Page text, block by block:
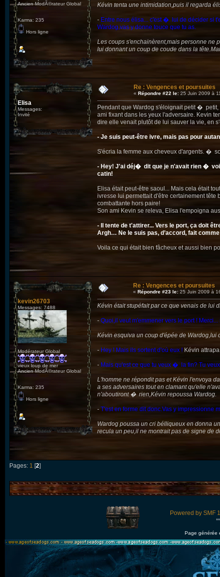
Ancien ModÃ©rateur Global
Karma: 235
Hors ligne
Kévin tenta une intimidation,puis il regarda
- Entre nous élisa... c'est � lui de décider si
Wardog,vas y donne touce que tu as.
Les coups s'enchainèrent,mais personne ne
lui donnant un coup de coude dans la
Elisa
Messages:
Invité
Re : Vengences et poursuites
« Répondre #22 le: 25 Juin 2009 à
Pendant que Wardog s'éloignait petit �
ami fixant dans les yeux l'adversaire. Kevin
dire elle venait plutôt de lui sauver la vie, en
- Je suis peut-être ivre, mais pas pour
S'écria la femme aux cheveux d'argents. �
- Hey! J'ai déj� dit que je n'avait rien �
catin!
Elisa était peut-être saoul... Mais cela était
ivresse lui permettait d'être certainement
combattante hors paire!
Son ami Kevin se releva, Elisa l'empoigna
- Il tente de t'attirer... Vers le port, ça doit
Argh… Ne le suis pas, d’accord, fait
Voila ce qui était bien fâcheux et aussi bien
kevin26703
Messages: 7488
Modérateur Global
vieux loup de mer
Ancien ModÃ©rateur Global
Karma: 235
Hors ligne
Re : Vengences et poursuites
« Répondre #23 le: 25 Juin 2009 à
Kévin était stupéfait par ce que venais de lui
- Quoi,il veut m'emmener vers le port !
Kévin esquiva un coup d'épée de
- Hey ! Mais ils sortent d'où eux ! Kévin
- Mais qu'est ce que tu veux � la fin? Tu
L'homme ne répondit pas et Kévin l'envoya
a ses adversaires tout en clamant qu'elle
n'aboutiront � rien,Kévin repoussa Wardog.
- T'est en forme dit donc.Vas y impressionne
Wardog poussa un cri bélliqueux en donna
recula un peu,il ne montrait pas de signe de
Pages: 1 [2]
Powered by SMF
Page générée